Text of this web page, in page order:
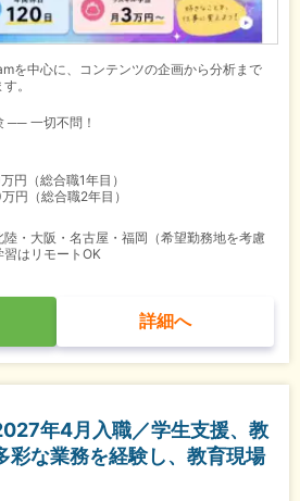
を中心に、コンテンツの企画から分析まで
。
── 一切不問！
円（総合職1年目）
円（総合職2年目）
・大阪・名古屋・福岡（希望勤務地を考慮
習はリモートOK
詳細へ
年4月入職／学生支援、教
彩な業務を経験し、教育現場